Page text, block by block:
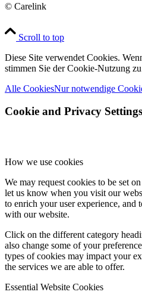
© Carelink
Scroll to top
Diese Site verwendet Cookies.
stimmen Sie der Cookie-Nutzung
Alle CookiesNur notwendige
Cookie and Privacy Settings
How we use cookies
We may request cookies to be set
let us know when you visit our
to enrich your user experience, and
with our website.
Click on the different category
also change some of your
types of cookies may impact your
the services we are able to offer.
Essential Website Cookies